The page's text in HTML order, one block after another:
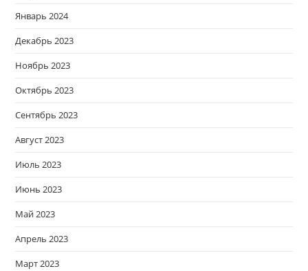
Январь 2024
Декабрь 2023
Ноябрь 2023
Октябрь 2023
Сентябрь 2023
Август 2023
Июль 2023
Июнь 2023
Май 2023
Апрель 2023
Март 2023